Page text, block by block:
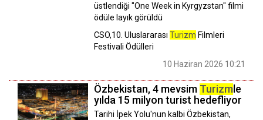
üstlendiği "One Week in Kyrgyzstan" filmi
ödüle layık görüldü
CSO,10. Uluslararası Turizm Filmleri
Festivali Ödülleri
10 Haziran 2026 10:21
Özbekistan, 4 mevsim Turizmle
yılda 15 milyon turist hedefliyor
Tarihi İpek Yolu'nun kalbi Özbekistan,